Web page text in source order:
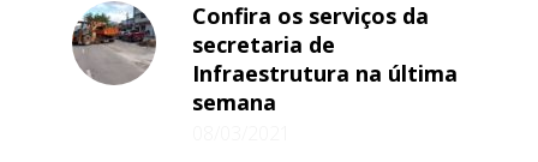
Confira os serviços da
secretaria de
Infraestrutura na última
semana